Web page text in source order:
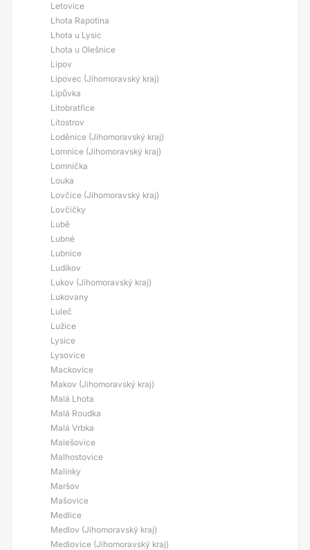
Letovice
Lhota Rapotina
Lhota u Lysic
Lhota u Olešnice
Lipov
Lipovec (Jihomoravský kraj)
Lipůvka
Litobratřice
Litostrov
Loděnice (Jihomoravský kraj)
Lomnice (Jihomoravský kraj)
Lomnička
Louka
Lovčice (Jihomoravský kraj)
Lovčičky
Lubě
Lubné
Lubnice
Ludíkov
Lukov (Jihomoravský kraj)
Lukovany
Luleč
Lužice
Lysice
Lysovice
Mackovice
Makov (Jihomoravský kraj)
Malá Lhota
Malá Roudka
Malá Vrbka
Malešovice
Malhostovice
Malínky
Maršov
Mašovice
Medlice
Medlov (Jihomoravský kraj)
Medlovice (Jihomoravský kraj)